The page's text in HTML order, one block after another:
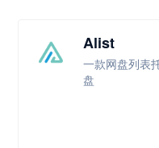
Alist
一款网盘列表
盘